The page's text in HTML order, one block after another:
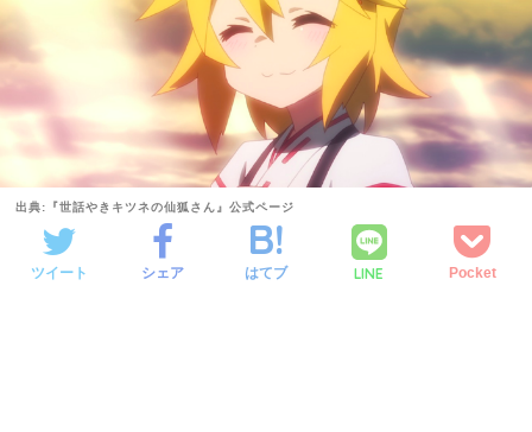
出典:『世話やきキツネの仙狐さん』公式ページ
ツイート シェア はてブ LINE Pocket